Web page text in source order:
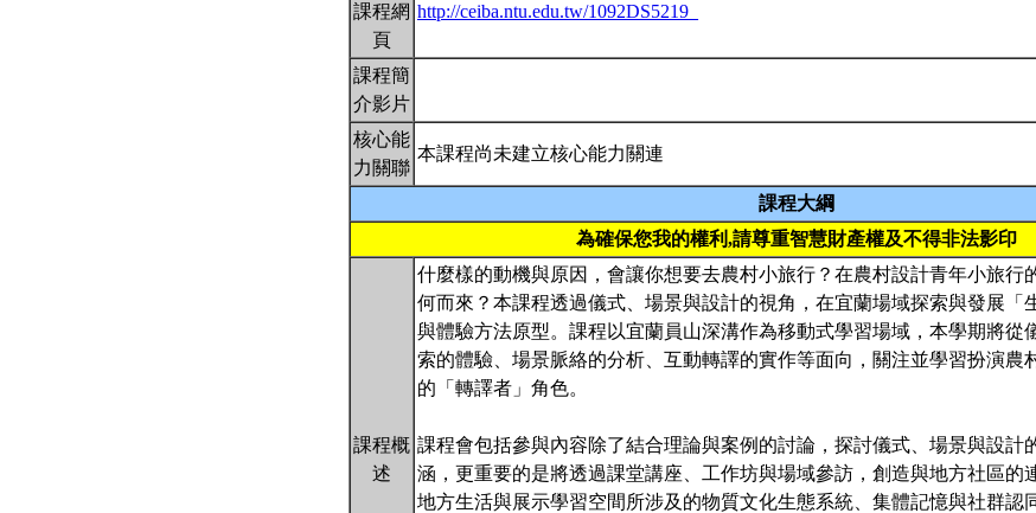
課程網
頁
http://ceiba.ntu.edu.tw/1092DS5219_
課程簡
介影片
核心能
力關聯
本課程尚未建立核心能力關連
課程大綱
為確保您我的權利,請尊重智慧財產權及不得非法影印
課程概
述
什麼樣的動機與原因，會讓你想要去農村小旅行？在農村設計青年小旅行
何而來？本課程透過儀式、場景與設計的視角，在宜蘭場域探索與發展「
與體驗方法原型。課程以宜蘭員山深溝作為移動式學習場域，本學期將從
索的體驗、場景脈絡的分析、互動轉譯的實作等面向，關注並學習扮演農
的「轉譯者」角色。
課程會包括參與內容除了結合理論與案例的討論，探討儀式、場景與設計
涵，更重要的是將透過課堂講座、工作坊與場域參訪，創造與地方社區的
地方生活與展示學習空間所涉及的物質文化生態系統、集體記憶與社群認